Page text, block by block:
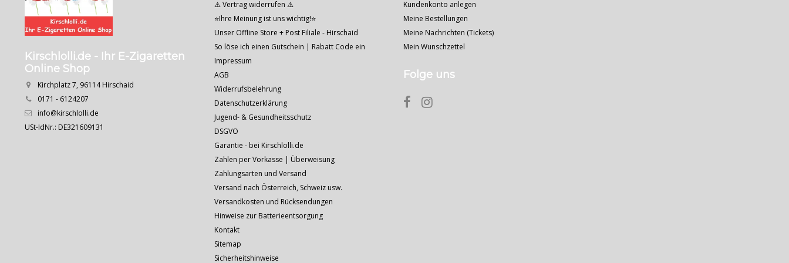
Kirschlolli.de - Ihr E-Zigaretten
Online Shop
Kirchplatz 7, 96114 Hirschaid
0171 - 6124207
info@kirschlolli.de
USt-IdNr.: DE321609131
⚠️ Vertrag widerrufen ⚠️
⭐Ihre Meinung ist uns wichtig!⭐
Unser Offline Store + Post Filiale - Hirschaid
So löse ich einen Gutschein | Rabatt Code ein
Impressum
AGB
Widerrufsbelehrung
Datenschutzerklärung
Jugend- & Gesundheitsschutz
DSGVO
Garantie - bei Kirschlolli.de
Zahlen per Vorkasse | Überweisung
Zahlungsarten und Versand
Versand nach Österreich, Schweiz usw.
Versandkosten und Rücksendungen
Hinweise zur Batterieentsorgung
Kontakt
Sitemap
Sicherheitshinweise
Kundenkonto anlegen
Meine Bestellungen
Meine Nachrichten (Tickets)
Mein Wunschzettel
Folge uns